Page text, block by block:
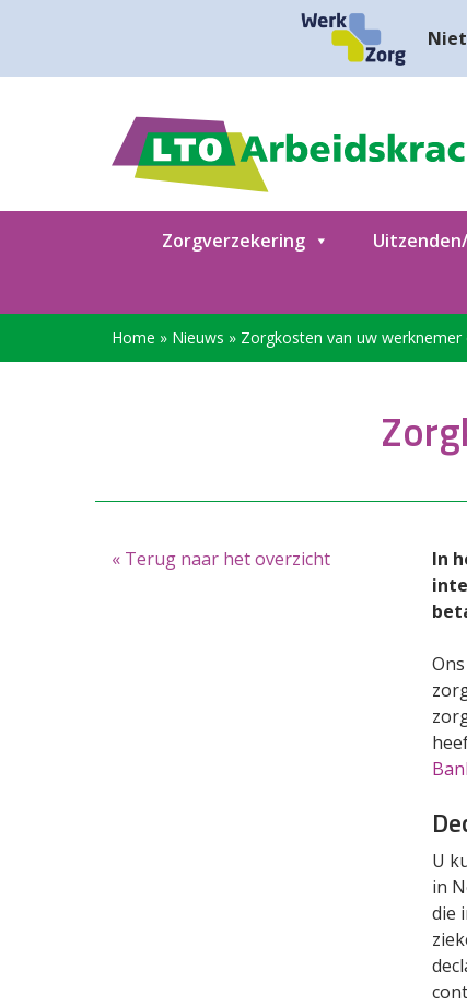
Zorgverzekering
Home » Nieuws » Zorgkosten van uw werknemer
« Terug naar het overzicht
In
U
in
die